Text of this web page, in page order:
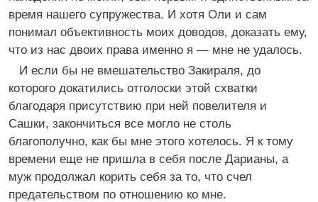
время нашего супружества. И хотя Оли и сам
понимал объективность моих доводов, доказать ему,
что из нас двоих права именно я — мне не удалось.
И если бы не вмешательство Закираля, до
которого докатились отголоски этой схватки
благодаря присутствию при ней повелителя и
Сашки, закончиться все могло не столь
благополучно, как бы мне этого хотелось. Я к тому
времени еще не пришла в себя после Дарианы, а
муж продолжал корить себя за то, что счел
предательством по отношению ко мне.